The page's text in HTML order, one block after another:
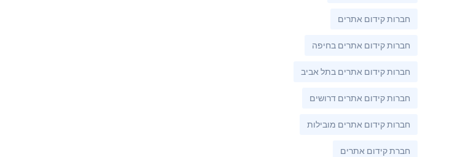
חברות קידום אתרים
חברות קידום אתרים בחיפה
חברות קידום אתרים בתל אביב
חברות קידום אתרים דרושים
חברות קידום אתרים מובילות
חברת קידום אתרים